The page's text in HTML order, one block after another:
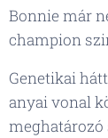
Bonnie már
champion
Genetikai
anyai vonal
meghatározó